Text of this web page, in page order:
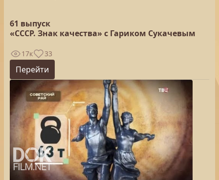
61 выпуск
«СССР. Знак качества» с Гариком Сукачевым
17к 33
Перейти